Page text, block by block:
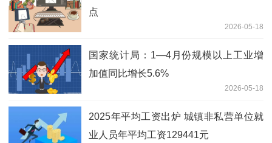
点
2026-05-18
国家统计局：1—4月份规模以上工业增
加值同比增长5.6%
2026-05-18
2025年平均工资出炉 城镇非私营单位就
业人员年平均工资129441元